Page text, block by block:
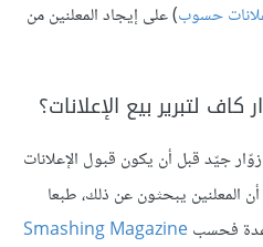
حسوب) على إيجاد المعلنين من
لتبرير بيع الإعلانات؟
جيّد قبل أن يكون قبول الإعلانات
المعلنين يبحثون عن ذلك، طبعا
فحسبSmashing Magazine